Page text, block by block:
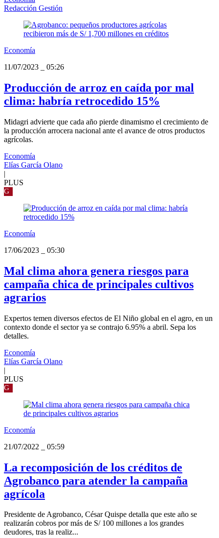
Redacción Gestión
Economía
11/07/2023
05:26
Producción de arroz en caída por mal
clima: habría retrocedido 15%
Midagri advierte que cada año pierde dinamismo el crecimiento de
la producción arrocera nacional ante el avance de otros productos
agrícolas.
Economía
Elías García Olano
|
PLUS
G
Economía
17/06/2023
05:30
Mal clima ahora genera riesgos para
campaña chica de principales cultivos
agrarios
Expertos temen diversos efectos de El Niño global en el agro, en un
contexto donde el sector ya se contrajo 6.95% a abril. Sepa los
detalles.
Economía
Elías García Olano
|
PLUS
G
Economía
21/07/2022
05:59
La recomposición de los créditos de
Agrobanco para atender la campaña
agrícola
Presidente de Agrobanco, César Quispe detalla que este año se
realizarán cobros por más de S/ 100 millones a los grandes
deudores, tras la realiz...